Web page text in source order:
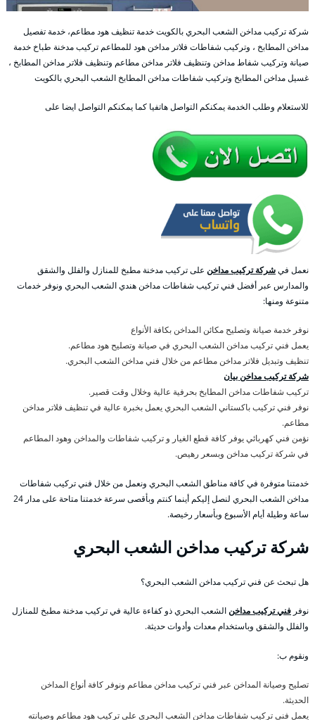
شركة تركيب مداخن الشعب البحري بالكويت خدمة تنظيف هود مطاعم، خدمة تفصيل
مداخن المطابخ ، وتركيب شفاطات فلاتر مداخن هود للمطاعم تركيب مدخنة طباخ خدمة
صيانة وتركيب شفاط مداخن وتنظيف فلاتر مداخن مطاعم وتنظيف فلاتر مداخن المطابخ ،
غسيل مداخن المطابخ وتركيب شفاطات مداخن المطابخ الشعب البحري بالكويت
للاستعلام وطلب الخدمة يمكنكم التواصل هاتفيا كما يمكنكم التواصل ايضا على
نعمل فيشركة تركيب مداخن على تركيب مدخنة مطبخ للمنازل والفلل والشقق
والمدارس عبر أفضل فني تركيب شفاطات مداخن هندي الشعب البحري ونوفر خدمات
متنوعة ومنها:
نوفر خدمة صيانة وتصليح مكائن المداخن بكافة الأنواع
يعمل فني تركيب مداخن الشعب البحري في صيانة وتصليح هود مطاعم.
تنظيف وتبديل فلاتر مداخن مطاعم من خلال فني مداخن الشعب البحري.
شركة تركيب مداخن بيان
تركيب شفاطات مداخن المطابخ بحرفية عالية وخلال وقت قصير.
نوفر فني تركيب باكستاني الشعب البحري يعمل بخبرة عالية في تنظيف فلاتر مداخن
مطاعم.
نؤمن فني كهربائي يوفر كافة قطع الغيار و تركيب شفاطات والمداخن وهود المطاعم
في شركة تركيب مداخن وبسعر رهيص.
خدمتنا متوفرة في كافة مناطق الشعب البحري ونعمل من خلال فني تركيب شفاطات
مداخن الشعب البحري لنصل إليكم أينما كنتم وبأقصى سرعة خدمتنا متاحة على مدار 24
ساعة وطيلة أيام الأسبوع وبأسعار رخيصة.
شركة تركيب مداخن الشعب البحري
هل تبحث عن فني تركيب مداخن الشعب البحري؟
نوفر فني تركيب مداخنالشعب البحري ذو كفاءة عالية في تركيب مدخنة مطبخ للمنازل
والفلل والشقق وباستخدام معدات وأدوات حديثة.
ونقوم ب:
تصليح وصيانة المداخن عبر فني تركيب مداخن مطاعم ونوفر كافة أنواع المداخن
الحديثة.
يعمل فني تركيب شفاطات مداخن الشعب البحري على تركيب هود مطاعم وصيانته